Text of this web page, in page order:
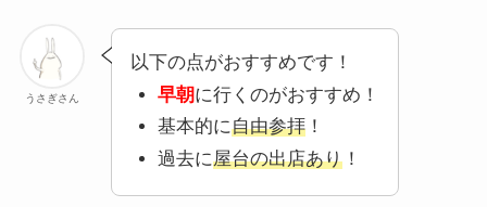
うさぎさん
以下の点がおすすめです！
早朝に行くのがおすすめ！
基本的に自由参拝 ！
過去に屋台の出店あり ！